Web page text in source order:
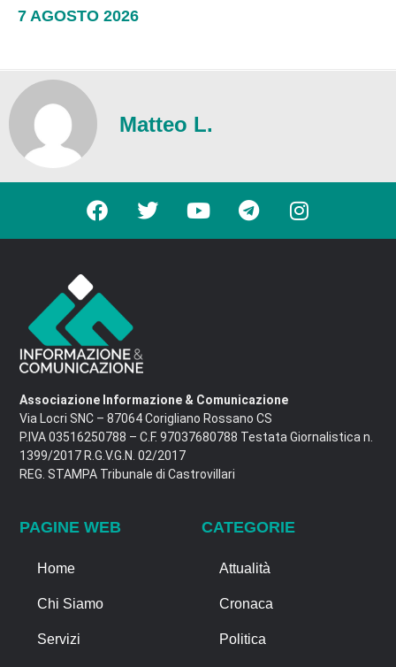
7 AGOSTO 2026
Matteo L.
Associazione Informazione & Comunicazione
Via Locri SNC – 87064 Corigliano Rossano CS
P.IVA 03516250788 – C.F. 97037680788 Testata Giornalistica n.
1399/2017 R.G.V.G.N. 02/2017
REG. STAMPA Tribunale di Castrovillari
PAGINE WEB
Home
Chi Siamo
Servizi
CATEGORIE
Attualità
Cronaca
Politica